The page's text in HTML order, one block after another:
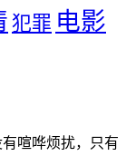
犯罪 电影
喧哗烦扰，只有